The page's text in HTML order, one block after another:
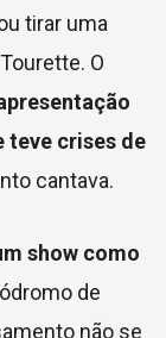
tirar uma
O
teve crises de
cantava.
show como
de
não se